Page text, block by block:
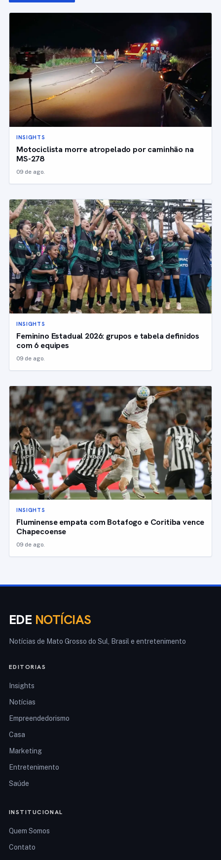
INSIGHTS
Motociclista morre atropelado por caminhão na
MS-278
09 de ago.
INSIGHTS
Feminino Estadual 2026: grupos e tabela definidos
com 6 equipes
09 de ago.
INSIGHTS
Fluminense empata com Botafogo e Coritiba vence
Chapecoense
09 de ago.
EDE NOTÍCIAS
Notícias de Mato Grosso do Sul, Brasil e entretenimento
EDITORIAS
Insights
Notícias
Empreendedorismo
Casa
Marketing
Entretenimento
Saúde
INSTITUCIONAL
Quem Somos
Contato